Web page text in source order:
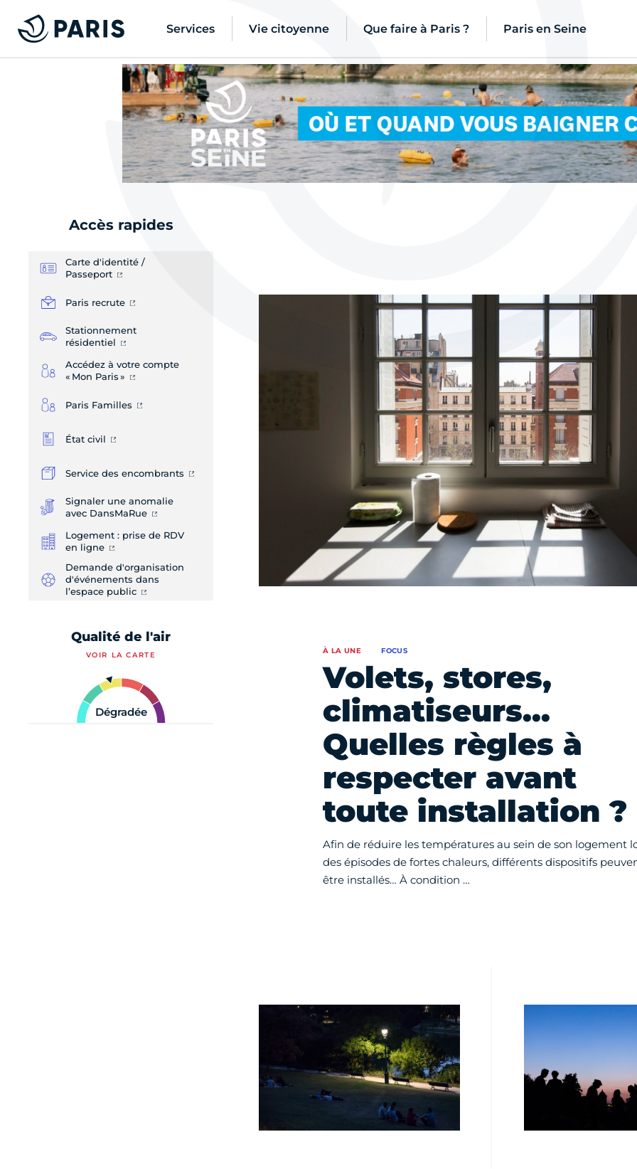
Services Vie citoyenne Que faire à Paris ? Paris en Seine
Accès rapides
Carte d'identité /
Passeport
Paris recrute
Stationnement
résidentiel
Accédez à votre compte
« Mon Paris »
Paris Familles
État civil
Service des encombrants
Signaler une anomalie
avec DansMaRue
Logement : prise de RDV
en ligne
Demande d'organisation
d'événements dans
l’espace public
Qualité de l'air
VOIR LA CARTE
Dégradée
Volets, stores,
climatiseurs…
Quelles règles à
respecter avant
toute installation ?
À LA UNE FOCUS
Afin de réduire les températures au sein de son logement
des épisodes de fortes chaleurs, différents dispositifs
être installés… À condition …